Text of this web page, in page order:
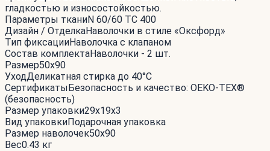
гладкостью и износостойкостью.
Параметры тканиN 60/60 TC 400
Дизайн / ОтделкаНаволочки в стиле «Оксфорд»
Тип фиксацииНаволочка с клапаном
Состав комплектаНаволочки - 2 шт.
Размер50x90
УходДеликатная стирка до 40°С
СертификатыБезопасность и качество: OEKO-TEX®
(безопасность)
Размер упаковки29x19x3
Вид упаковкиПодарочная упаковка
Размер наволочек50x90
Вес0.43 кг